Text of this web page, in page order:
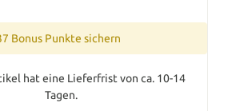
Bonus Punkte sichern
hat eine Lieferfrist von ca. 10-14
Tagen.